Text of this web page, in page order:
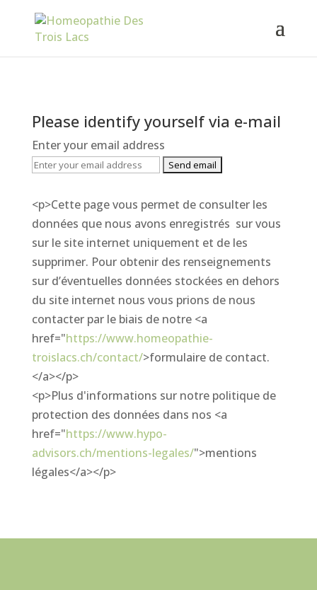
Please identify yourself via e-mail
Enter your email address
<p>Cette page vous permet de consulter les
données que nous avons enregistrés sur vous
sur le site internet uniquement et de les
supprimer. Pour obtenir des renseignements
sur d’éventuelles données stockées en dehors
du site internet nous vous prions de nous
contacter par le biais de notre <a
href="https://www.homeopathie-
troislacs.ch/contact/>formulaire de contact.
</a></p>
<p>Plus d'informations sur notre politique de
protection des données dans nos <a
href="https://www.hypo-
advisors.ch/mentions-legales/">mentions
légales</a></p>